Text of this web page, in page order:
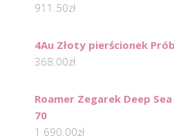
911.50zł
4Au Złoty pierścionek
368.00zł
Roamer Zegarek Deep
70
1 690.00zł